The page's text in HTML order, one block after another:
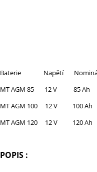
Baterie Napětí Nominální
MT AGM 85
MT AGM 100 12
MT AGM 120 12 V
POPIS :